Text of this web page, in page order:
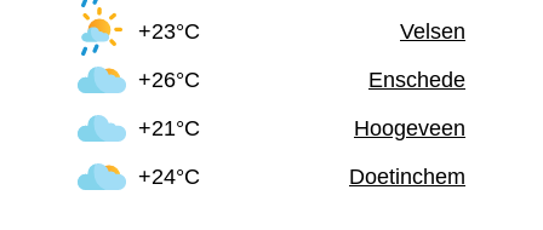
+23°C
Velsen
+26°C
Enschede
+21°C
Hoogeveen
+24°C
Doetinchem